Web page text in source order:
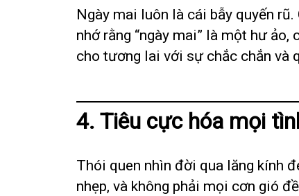
Ngày mai luôn là cái bẫy quyến
nhớ rằng “ngày mai” là một hư
cho tương lai với sự chắc chắn và
4. Tiêu cực hóa mọi
Thói quen nhìn đời qua lăng kính
nhẹp, và không phải mọi cơn gió